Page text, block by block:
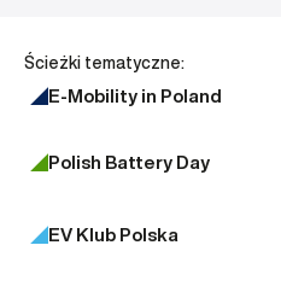
Ścieżki tematyczne:
E-Mobility in Poland
Polish Battery Day
EV Klub Polska